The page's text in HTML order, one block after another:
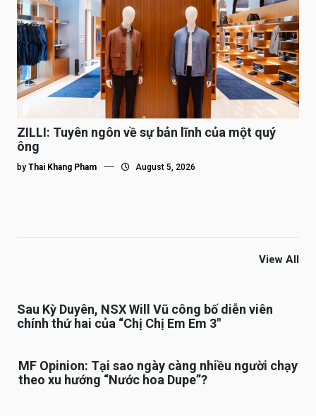
ZILLI: Tuyên ngôn về sự bản lĩnh của một quý
ông
by Thai Khang Pham August 5, 2026
View All
Sau Kỳ Duyên, NSX Will Vũ công bố diễn viên
chính thứ hai của “Chị Chị Em Em 3″
MF Opinion: Tại sao ngày càng nhiều người chạy
theo xu hướng “Nước hoa Dupe”?